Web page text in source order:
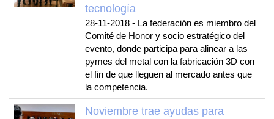
tecnología
28-11-2018 - La federación es miembro del
Comité de Honor y socio estratégico del
evento, donde participa para alinear a las
pymes del metal con la fabricación 3D con
el fin de que lleguen al mercado antes que
la competencia.
Noviembre trae ayudas para